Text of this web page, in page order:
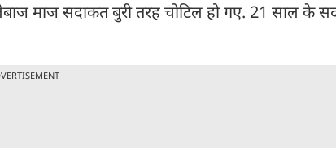
माज सदाकत बुरी तरह चोटिल हो गए. 21 साल के